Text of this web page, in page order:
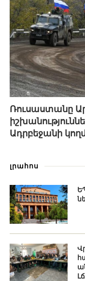
Ռուսաստանը
Ադրբեջանի
լրահոս